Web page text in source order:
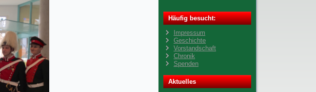
Häufig besucht:
Impressum
Geschichte
Vorstandschaft
Chronik
Spenden
Aktuelles